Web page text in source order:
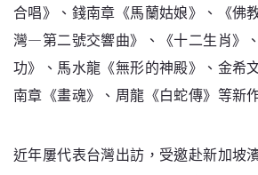
合唱》、錢南章《馬蘭姑娘》、《佛
灣—第二號交響曲》、《十二生肖》
功》、馬水龍《無形的神殿》、金希
南章《畫魂》、周龍《白蛇傳》等新
近年屢代表台灣出訪，受邀赴新加坡